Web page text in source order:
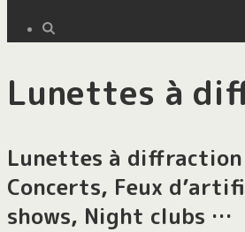
Lunettes à
Lunettes à
Concerts, Feux
shows, Night clubs …